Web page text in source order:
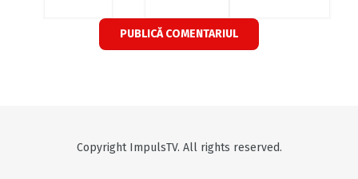
Copyright ImpulsTV. All rights reserved.